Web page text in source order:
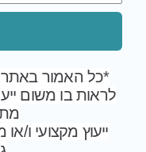
*כל האמור באתר
לראות בו משום
ייעוץ מקצועי ו/